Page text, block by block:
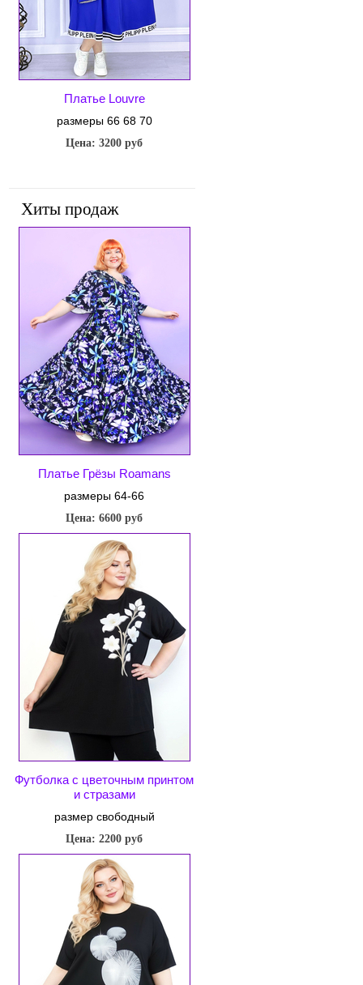
Платье Louvre
размеры 66 68 70
Цена: 3200 руб
Хиты продаж
Платье Грёзы Roamans
размеры 64-66
Цена: 6600 руб
Футболка с цветочным принтом
и стразами
размер свободный
Цена: 2200 руб